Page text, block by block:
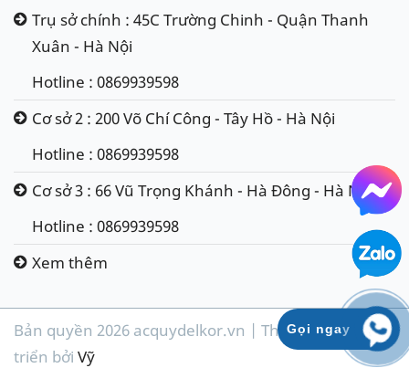
Trụ sở chính : 45C Trường Chinh - Quận Thanh
Xuân - Hà Nội
Hotline : 0869939598
Cơ sở 2 : 200 Võ Chí Công - Tây Hồ - Hà Nội
Hotline : 0869939598
Cơ sở 3 : 66 Vũ Trọng Khánh - Hà Đông - Hà Nội
Hotline : 0869939598
Xem thêm
Bản quyền 2026 acquydelkor.vn | Thiết kế & phát
triển bởi Vỹ
Gọi ngay